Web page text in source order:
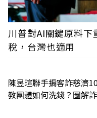
川普對AI關鍵原料
稅，台灣也適用
陳昱瑄聯手掮客詐慈濟
教團體如何洗錢？圖解